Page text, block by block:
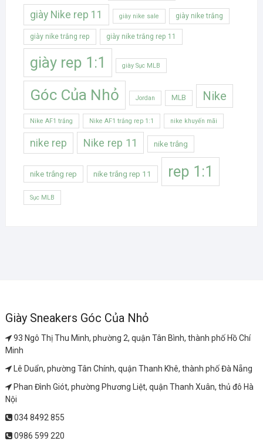
giày Nike rep 11 giày nike sale giày nike trắng
giày nike trắng rep giày nike trắng rep 11
giày rep 1:1 giày Sục MLB
Góc Của Nhỏ Jordan MLB Nike
Nike AF1 trắng Nike AF1 trắng rep 1:1 nike khuyến mãi
nike rep Nike rep 11 nike trắng
nike trắng rep nike trắng rep 11 rep 1:1
Sục MLB
Giày Sneakers Góc Của Nhỏ
93 Ngô Thị Thu Minh, phường 2, quận Tân Bình, thành phố Hồ Chí
Minh
Lê Duẩn, phường Tân Chính, quận Thanh Khê, thành phố Đà Nẵng
Phan Đình Giót, phường Phương Liệt, quận Thanh Xuân, thủ đô Hà
Nội
034 8492 855
0986 599 220